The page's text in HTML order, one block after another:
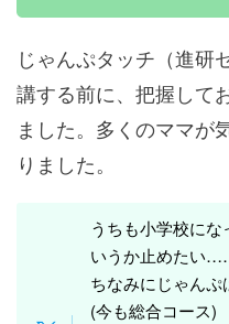
じゃんぷタッチ（進研
講する前に、把握して
ました。多くのママが
りました。
うちも小学校に
いうか止めたい
ちなみにじゃん
(今も総合コース)